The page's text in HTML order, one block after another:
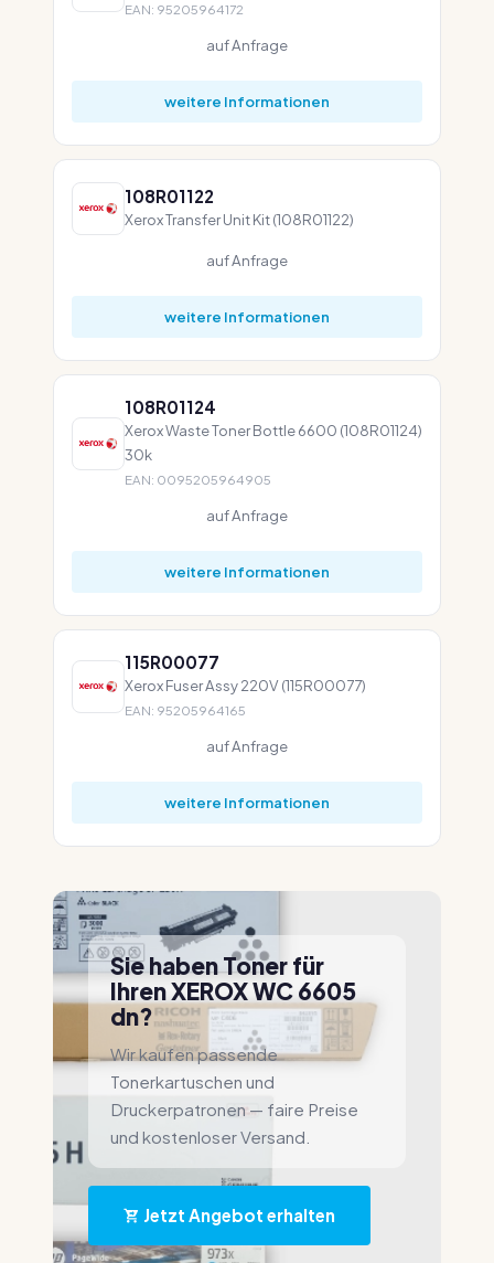
EAN: 95205964172
auf Anfrage
weitere Informationen
108R01122
Xerox Transfer Unit Kit (108R01122)
auf Anfrage
weitere Informationen
108R01124
Xerox Waste Toner Bottle 6600 (108R01124)
30k
EAN: 0095205964905
auf Anfrage
weitere Informationen
115R00077
Xerox Fuser Assy 220V (115R00077)
EAN: 95205964165
auf Anfrage
weitere Informationen
Sie haben Toner für
Ihren XEROX WC 6605
dn?
Wir kaufen passende
Tonerkartuschen und
Druckerpatronen — faire Preise
und kostenloser Versand.
Jetzt Angebot erhalten